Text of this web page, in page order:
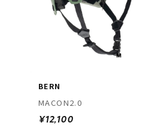
BERN
MACON2.0
¥12,100